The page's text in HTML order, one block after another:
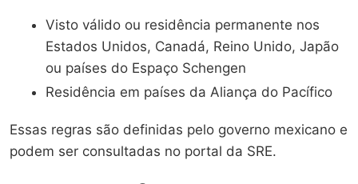
Visto válido ou residência permanente nos
Estados Unidos, Canadá, Reino Unido, Japão
ou países do Espaço Schengen
Residência em países da Aliança do Pacífico
Essas regras são definidas pelo governo mexicano e
podem ser consultadas no portal da SRE.